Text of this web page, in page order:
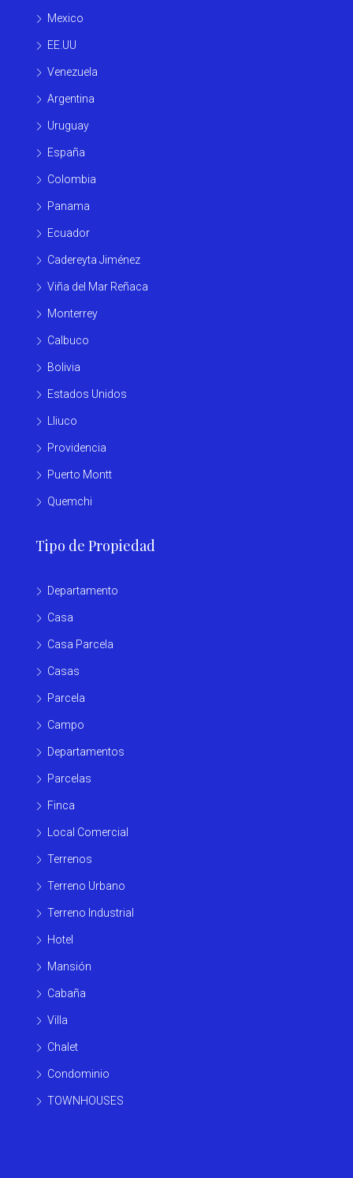
Mexico
EE.UU
Venezuela
Argentina
Uruguay
España
Colombia
Panama
Ecuador
Cadereyta Jiménez
Viña del Mar Reñaca
Monterrey
Calbuco
Bolivia
Estados Unidos
Lliuco
Providencia
Puerto Montt
Quemchi
Tipo de Propiedad
Departamento
Casa
Casa Parcela
Casas
Parcela
Campo
Departamentos
Parcelas
Finca
Local Comercial
Terrenos
Terreno Urbano
Terreno Industrial
Hotel
Mansión
Cabaña
Villa
Chalet
Condominio
TOWNHOUSES